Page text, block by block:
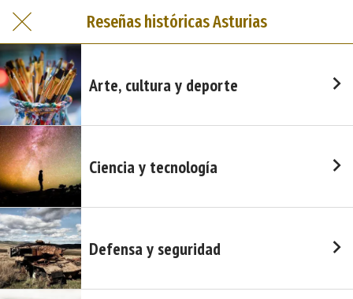
Reseñas históricas Asturias
Arte, cultura y deporte
Ciencia y tecnología
Defensa y seguridad